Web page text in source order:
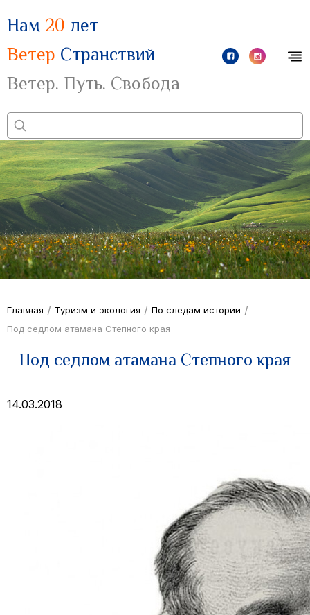
Нам 20 лет
Ветер Странствий
Ветер. Путь. Свобода
Главная / Туризм и экология / По следам истории /
Под седлом атамана Степного края
Под седлом атамана Степного края
14.03.2018